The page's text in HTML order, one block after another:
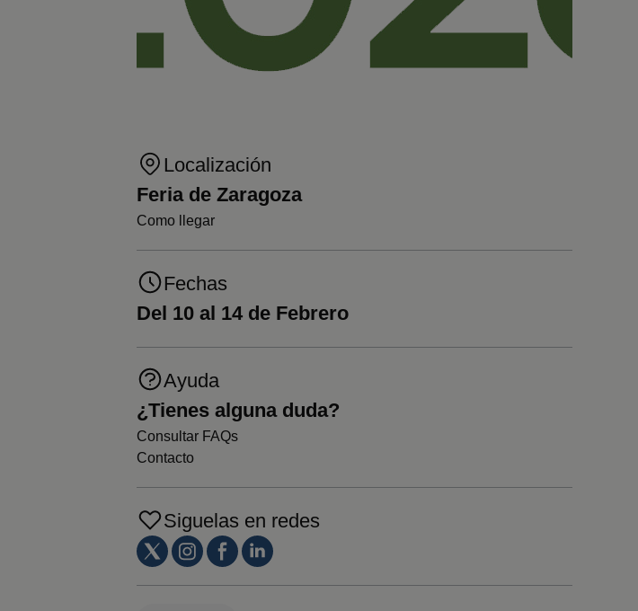
Localización
Feria de Zaragoza
Como llegar
Fechas
Del 10 al 14 de Febrero
Ayuda
¿Tienes alguna duda?
Consultar FAQs
Contacto
Siguelas en redes